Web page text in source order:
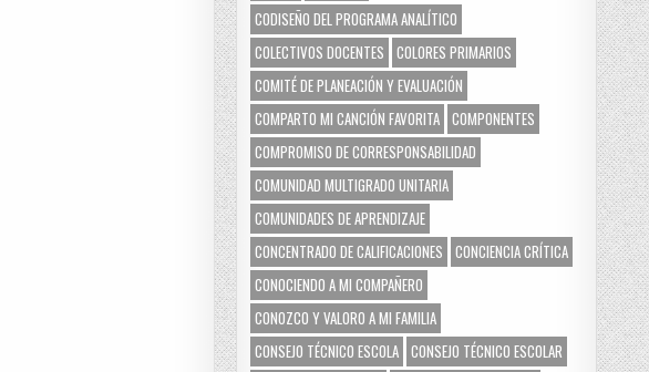
CODISEÑO DEL PROGRAMA ANALÍTICO
COLECTIVOS DOCENTES COLORES PRIMARIOS
COMITÉ DE PLANEACIÓN Y EVALUACIÓN
COMPARTO MI CANCIÓN FAVORITA COMPONENTES
COMPROMISO DE CORRESPONSABILIDAD
COMUNIDAD MULTIGRADO UNITARIA
COMUNIDADES DE APRENDIZAJE
CONCENTRADO DE CALIFICACIONES CONCIENCIA CRÍTICA
CONOCIENDO A MI COMPAÑERO
CONOZCO Y VALORO A MI FAMILIA
CONSEJO TÉCNICO ESCOLA CONSEJO TÉCNICO ESCOLAR